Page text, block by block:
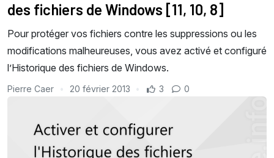
des fichiers de Windows [11, 10, 8]
Pour protéger vos fichiers contre les suppressions ou les
modifications malheureuses, vous avez activé et configuré
l’Historique des fichiers de Windows.
Pierre Caer 20 février 2013 3 0